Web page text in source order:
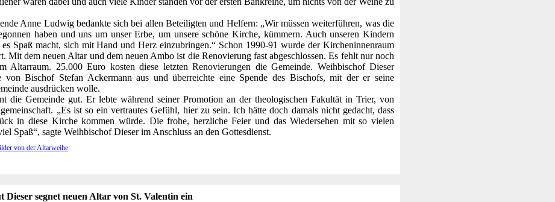
Anne Ludwig bedankte sich bei allen Beteiligten und Helfern: „Wir müssen weiterführen, was die
haben und uns um unser Erbe, um unsere schöne Kirche, kümmern. Auch unseren Kindern
es Spaß macht, sich mit Hand und Herz einzubringen.“ Schon 1990-91 wurde der Kircheninnenraum
Mit dem neuen Altar und dem neuen Ambo ist die Renovierung fast abgeschlossen. Es fehlt nur noch
Altarraum. 25.000 Euro kosten diese letzten Renovierungen die Gemeinde. Weihbischof Dieser
von Bischof Stefan Ackermann aus und überreichte eine Spende des Bischofs, mit der er seine
ausdrücken wolle.
die Gemeinde gut. Er lebte während seiner Promotion an der theologischen Fakultät in Trier, von
„Es ist so ein vertrautes Gefühl, hier zu sein. Ich hätte doch damals nicht gedacht, dass
in diese Kirche kommen würde. Die frohe, herzliche Feier und das Wiedersehen mit so vielen
Spaß“, sagte Weihbischof Dieser im Anschluss an den Gottesdienst.
von der Altarweihe
Dieser segnet neuen Altar von St. Valentin ein